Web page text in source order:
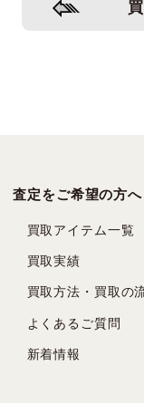
査定をご希望の方へ
買取アイテム一覧
買取実績
買取方法・買取の
よくあるご質問
新着情報